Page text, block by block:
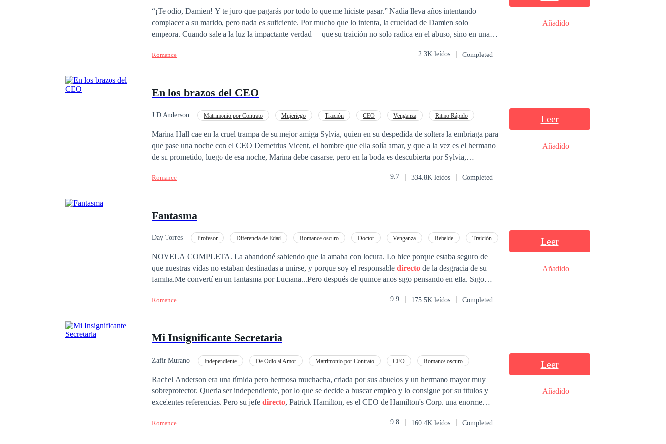
“¡Te odio, Damien! Y te juro que pagarás por todo lo que me hiciste pasar.” Nadia lleva años intentando
complacer a su marido, pero nada es suficiente. Por mucho que lo intenta, la crueldad de Damien solo
empeora. Cuando sale a la luz la impactante verdad —que su traición no solo radica en el abuso, sino en una
descubre un secreto devastador, uno que duele mucho más que su infidelidad. Y cuando Damien exige el
poderoso y enigmático desconocido. Él le ofrece venganza, riqueza y protección, pero a un precio: un contrato
pronto se convierte en algo mucho más peligroso. ¿Usará Nadia este contrato para recuperar su poder y destruir
Romance 2.3K leídos Completed
Añadido
En los brazos del CEO
J.D Anderson Matrimonio por Contrato Mujeriego Traición CEO Venganza
Ritmo Rápido
Marina Hall cae en la cruel trampa de su mejor amiga Sylvia, quien en su despedida de soltera la embriaga para
que pase una noche con el CEO Demetrius Vicent, el hombre que ella solía amar, y que a la vez es el hermano
de su prometido, luego de esa noche, Marina debe casarse, pero en la boda es descubierta por Sylvia,
todo, haciendo que Marina termine exiliada, y Demetrius la odie para siempre. Lo que no espera, es que luego
Romance 9.7 334.8K leídos Completed
Leer
Añadido
Fantasma
Day Torres Profesor Diferencia de Edad Romance oscuro Doctor Venganza Rebelde
Traición
NOVELA COMPLETA. La abandoné sabiendo que la amaba con locura. Lo hice porque estaba seguro de
que nuestras vidas no estaban destinadas a unirse, y porque soy el responsable directo de la desgracia de su
familia.Me convertí en un fantasma por Luciana...Pero después de quince años sigo pensando en ella. Sigo
abandoné, desearía de verdad estar tan muerto como ella creía.No importa cuántas veces me haya subido antes
Romance 9.9 175.5K leídos Completed
Leer
Añadido
Mi Insignificante Secretaria
Zafir Murano Independiente De Odio al Amor Matrimonio por Contrato CEO
Romance oscuro
Rachel Anderson era una tímida pero hermosa muchacha, criada por sus abuelos y un hermano mayor muy
sobreprotector. Quería ser independiente, por lo que se decide a buscar empleo y lo consigue por su títulos y
excelentes referencias. Pero su jefe directo, Patrick Hamilton, es el CEO de Hamilton's Corp. una enorme
las bonitas a quienes nunca contrata. Su padre, Randall Hamilton, un hombre duro también, viejo y con altos
Romance 9.8 160.4K leídos Completed
Leer
Añadido